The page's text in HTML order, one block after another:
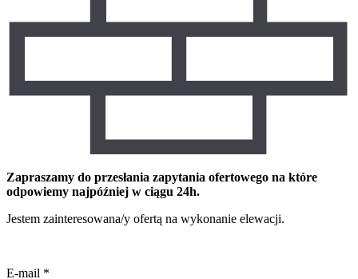
Zapraszamy do przesłania zapytania ofertowego na które
odpowiemy najpóźniej w ciągu 24h.
Jestem zainteresowana/y ofertą na wykonanie elewacji.
E-mail *